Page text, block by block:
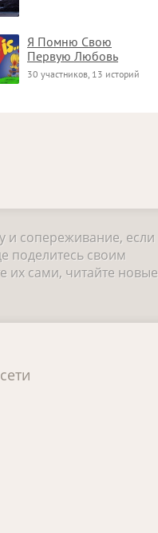
Я Помню Свою
Первую Любовь
30 участников, 13 историй
и сопереживание, если
поделитесь своим
их сами, читайте новые